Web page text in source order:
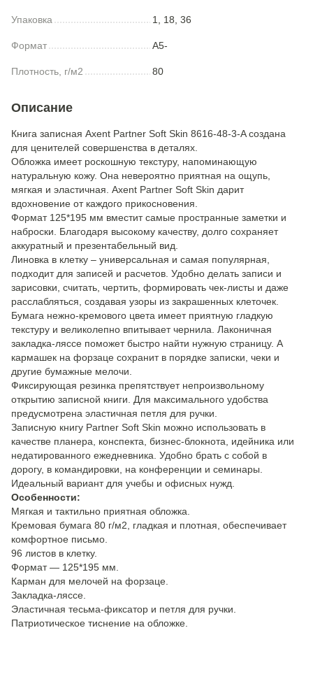
Упаковка 1, 18, 36
Формат A5-
Плотность, г/м2 80
Описание
Книга записная Axent Partner Soft Skin 8616-48-3-A создана
для ценителей совершенства в деталях.
Обложка имеет роскошную текстуру, напоминающую
натуральную кожу. Она невероятно приятная на ощупь,
мягкая и эластичная. Axent Partner Soft Skin дарит
вдохновение от каждого прикосновения.
Формат 125*195 мм вместит самые пространные заметки и
наброски. Благодаря высокому качеству, долго сохраняет
аккуратный и презентабельный вид.
Линовка в клетку – универсальная и самая популярная,
подходит для записей и расчетов. Удобно делать записи и
зарисовки, считать, чертить, формировать чек-листы и даже
расслабляться, создавая узоры из закрашенных клеточек.
Бумага нежно-кремового цвета имеет приятную гладкую
текстуру и великолепно впитывает чернила. Лаконичная
закладка-ляссе поможет быстро найти нужную страницу. А
кармашек на форзаце сохранит в порядке записки, чеки и
другие бумажные мелочи.
Фиксирующая резинка препятствует непроизвольному
открытию записной книги. Для максимального удобства
предусмотрена эластичная петля для ручки.
Записную книгу Partner Soft Skin можно использовать в
качестве планера, конспекта, бизнес-блокнота, идейника или
недатированного ежедневника. Удобно брать с собой в
дорогу, в командировки, на конференции и семинары.
Идеальный вариант для учебы и офисных нужд.
Особенности:
Мягкая и тактильно приятная обложка.
Кремовая бумага 80 г/м2, гладкая и плотная, обеспечивает
комфортное письмо.
96 листов в клетку.
Формат — 125*195 мм.
Карман для мелочей на форзаце.
Закладка-ляссе.
Эластичная тесьма-фиксатор и петля для ручки.
Патриотическое тиснение на обложке.